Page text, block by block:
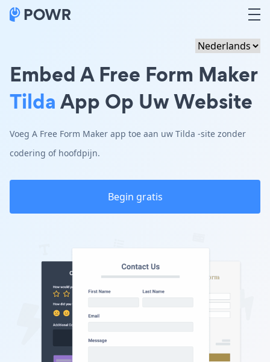
Embed A Free Form Maker
TildaApp Op Uw Website
Voeg A Free Form Maker app toe aan uw Tilda -site zonder
codering of hoofdpijn.
Begin gratis